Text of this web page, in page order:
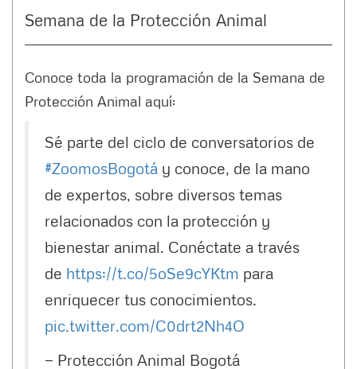
Semana de la Protección Animal
Conoce toda la programación de la Semana de
Protección Animal aquí:
Sé parte del ciclo de conversatorios de
#ZoomosBogotá y conoce, de la mano
de expertos, sobre diversos temas
relacionados con la protección y
bienestar animal. Conéctate a través
de https://t.co/5oSe9cYKtm para
enriquecer tus conocimientos.
pic.twitter.com/C0drt2Nh4O
— Protección Animal Bogotá